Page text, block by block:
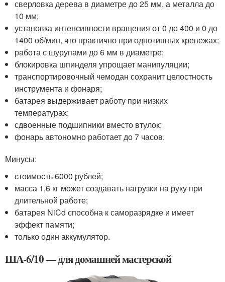
сверловка дерева в диаметре до 25 мм, а металла до
10 мм;
установка интенсивности вращения от 0 до 400 и 0 до
1400 об/мин, что практично при однотипных крепежах;
работа с шурупами до 6 мм в диаметре;
блокировка шпинделя упрощает манипуляции;
транспортировочный чемодан сохранит целостность
инструмента и фонаря;
батарея выдерживает работу при низких
температурах;
сдвоенные подшипники вместо втулок;
фонарь автономно работает до 7 часов.
Минусы:
стоимость 6000 рублей;
масса 1,6 кг может создавать нагрузки на руку при
длительной работе;
батарея NiCd способна к саморазрядке и имеет
эффект памяти;
только один аккумулятор.
ША-6/10 — для домашней мастерской